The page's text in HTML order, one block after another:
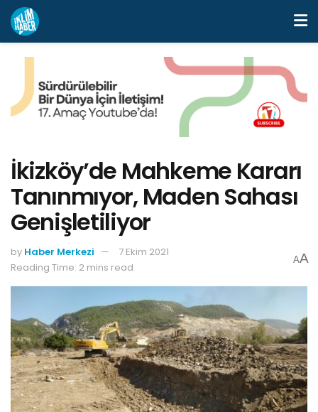
İkizköy’de Mahkeme Kararı
Tanınmıyor, Maden Sahası
Genişletiliyor
by Haber Merkezi
7 Ekim 2021
Reading Time: 2 mins read
AA